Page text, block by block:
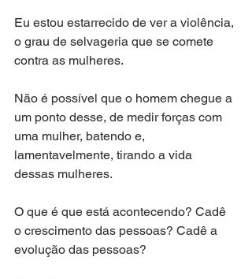
Eu estou estarrecido de ver a violência,
o grau de selvageria que se comete
contra as mulheres.
Não é possível que o homem chegue a
um ponto desse, de medir forças com
uma mulher, batendo e,
lamentavelmente, tirando a vida
dessas mulheres.
O que é que está acontecendo? Cadê
o crescimento das pessoas? Cadê a
evolução das pessoas?